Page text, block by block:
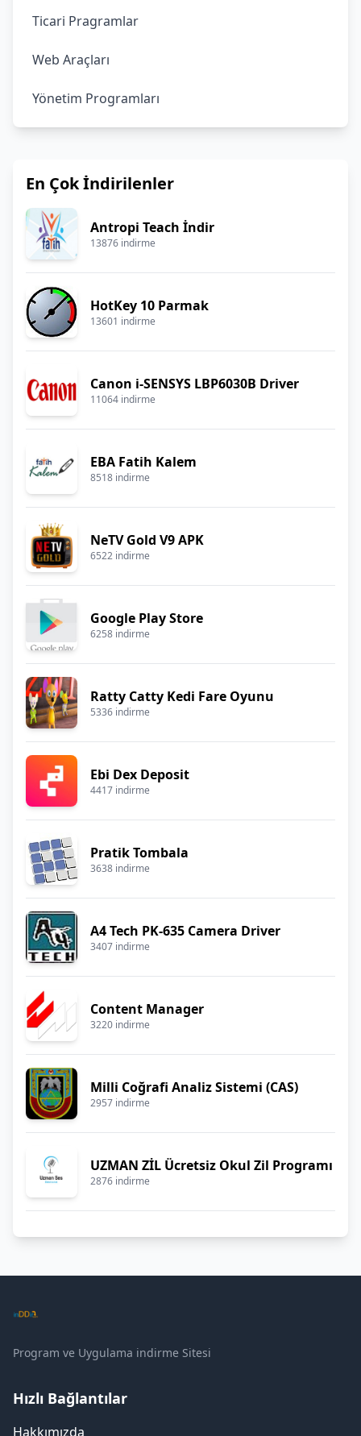
Ticari Pragramlar
Web Araçları
Yönetim Programları
En Çok İndirilenler
Antropi Teach İndir
13876 indirme
HotKey 10 Parmak
13601 indirme
Canon i-SENSYS LBP6030B Driver
11064 indirme
EBA Fatih Kalem
8518 indirme
NeTV Gold V9 APK
6522 indirme
Google Play Store
6258 indirme
Ratty Catty Kedi Fare Oyunu
5336 indirme
Ebi Dex Deposit
4417 indirme
Pratik Tombala
3638 indirme
A4 Tech PK-635 Camera Driver
3407 indirme
Content Manager
3220 indirme
Milli Coğrafi Analiz Sistemi (CAS)
2957 indirme
UZMAN ZİL Ücretsiz Okul Zil Programı
2876 indirme
Program ve Uygulama indirme Sitesi
Hızlı Bağlantılar
Hakkımızda